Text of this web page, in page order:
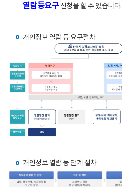
열람등요구신청을 할 수 있습니다.
개인정보 열람 등 요구절차
개인정보 열람 등 단계 절차